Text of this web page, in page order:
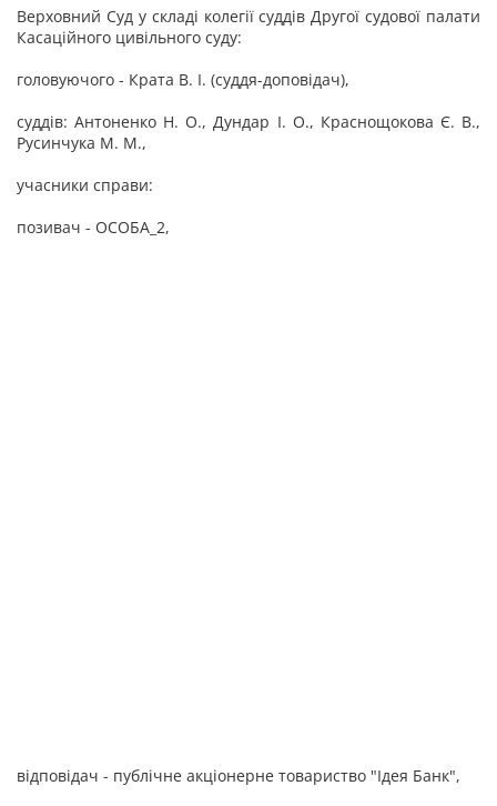
Верховний Суд у складі колегії суддів Другої судової палати
Касаційного цивільного суду:
головуючого - Крата В. І. (суддя-доповідач),
суддів: Антоненко Н. О., Дундар І. О., Краснощокова Є. В.,
Русинчука М. М.,
учасники справи:
позивач - ОСОБА_2,
відповідач - публічне акціонерне товариство "Ідея Банк",